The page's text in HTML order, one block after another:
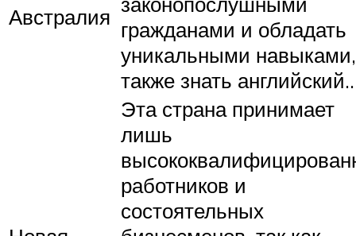
Австралия гражданами и обладать
уникальными
также знать английский..
Эта страна принимает
лишь
работников и
состоятельных